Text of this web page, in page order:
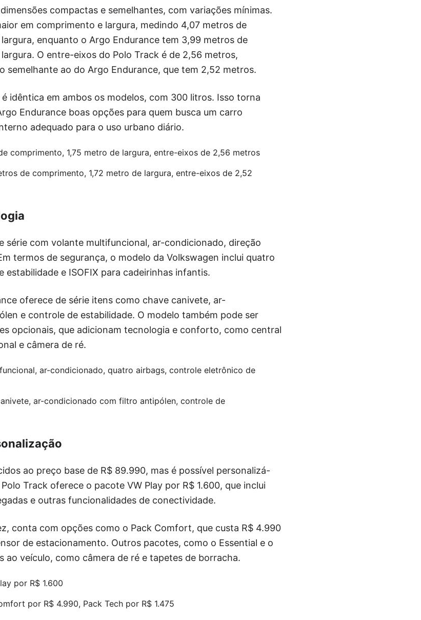
compactas e semelhantes, com variações mínimas.
em comprimento e largura, medindo 4,07 metros de
enquanto o Argo Endurance tem 3,99 metros de
O entre-eixos do Polo Track é de 2,56 metros,
semelhante ao do Argo Endurance, que tem 2,52 metros.
idêntica em ambos os modelos, com 300 litros. Isso torna
Endurance boas opções para quem busca um carro
adequado para o uso urbano diário.
comprimento, 1,75 metro de largura, entre-eixos de 2,56 metros
de comprimento, 1,72 metro de largura, entre-eixos de 2,52
série com volante multifuncional, ar-condicionado, direção
termos de segurança, o modelo da Volkswagen inclui quatro
e ISOFIX para cadeirinhas infantis.
oferece de série itens como chave canivete, ar-
e controle de estabilidade. O modelo também pode ser
opcionais, que adicionam tecnologia e conforto, como central
e câmera de ré.
ar-condicionado, quatro airbags, controle eletrônico de
ar-condicionado com filtro antipólen, controle de
ao preço base de R$ 89.990, mas é possível personalizá-
Track oferece o pacote VW Play por R$ 1.600, que inclui
e outras funcionalidades de conectividade.
conta com opções como o Pack Comfort, que custa R$ 4.990
de estacionamento. Outros pacotes, como o Essential e o
ao veículo, como câmera de ré e tapetes de borracha.
por R$ 1.600
por R$ 4.990, Pack Tech por R$ 1.475